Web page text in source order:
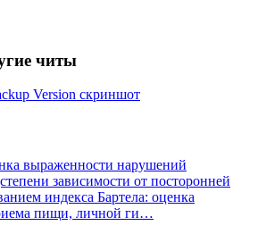
читы
выраженности нарушений
зависимости от посторонней
индекса Бартела: оценка
пищи, личной ги…